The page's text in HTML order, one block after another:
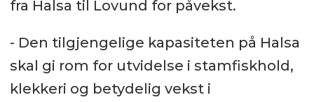
fra Halsa til Lovund for påvekst.
- Den tilgjengelige kapasiteten på Halsa
skal gi rom for utvidelse i stamfiskhold,
klekkeri og betydelig vekst i